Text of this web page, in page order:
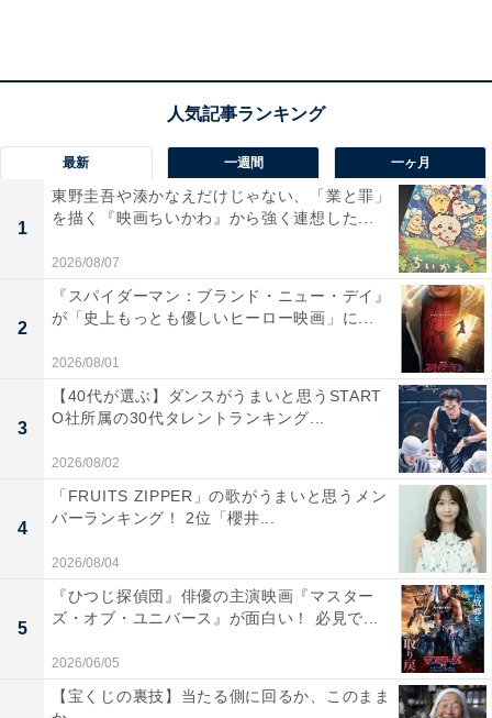
「アイドル歌手」スタイルをいち早く伝えた、西
生前、西城さんがバラエティー番組でお話になっていた
エピソードにこんなものがある。香港のとある人気レス
トランに入ろうとしたところ、店前には長蛇の列。待ち
客の中には、なんとあのマイケル・ジャクソンも含まれ
ていたそうだが、店員は当然のように西城さんを優先的
西城さんはこの件について「マイケルは（整形で）顔が
よく変わるから気付かれてなかったんじゃないかな？」
とジョークにしていたが、当時の香港でのヒデキ人気を
物語るエピソードとして非常にわかりやすいエピソード
だ。
西城さんがアジア諸国で人気を得た理由……それはご本
人の実力はもちろんだが、1970年代に日本の音楽シーン
で発達した「アイドル歌手」というスタイルをいち早く
輸出したことにあると思う。
ステージ狭しと駆け回り、派手な身振り手振りで楽曲の
最新 一週間 一ヶ月
1
東野圭吾や湊かなえだけじゃない、「業と罪」
を描く『映画ちいかわ』から強く連想した...
2026/08/07
2
『スパイダーマン：ブランド・ニュー・デイ』
が「史上もっとも優しいヒーロー映画」に...
2026/08/01
3
【40代が選ぶ】ダンスがうまいと思うSTART
O社所属の30代タレントランキング...
2026/08/02
4
「FRUITS ZIPPER」の歌がうまいと思うメン
バーランキング！ 2位「櫻井...
2026/08/04
5
『ひつじ探偵団』俳優の主演映画『マスター
ズ・オブ・ユニバース』が面白い！ 必見で...
2026/06/05
【宝くじの裏技】当たる側に回るか、このまま